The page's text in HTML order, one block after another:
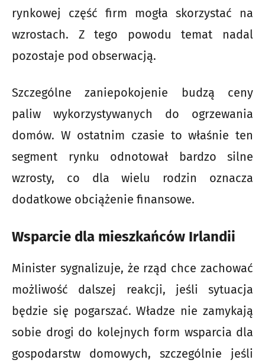
rynkowej część firm mogła skorzystać na
wzrostach. Z tego powodu temat nadal
pozostaje pod obserwacją.
Szczególne zaniepokojenie budzą ceny
paliw wykorzystywanych do ogrzewania
domów. W ostatnim czasie to właśnie ten
segment rynku odnotował bardzo silne
wzrosty, co dla wielu rodzin oznacza
dodatkowe obciążenie finansowe.
Wsparcie dla mieszkańców Irlandii
Minister sygnalizuje, że rząd chce zachować
możliwość dalszej reakcji, jeśli sytuacja
będzie się pogarszać. Władze nie zamykają
sobie drogi do kolejnych form wsparcia dla
gospodarstw domowych, szczególnie jeśli